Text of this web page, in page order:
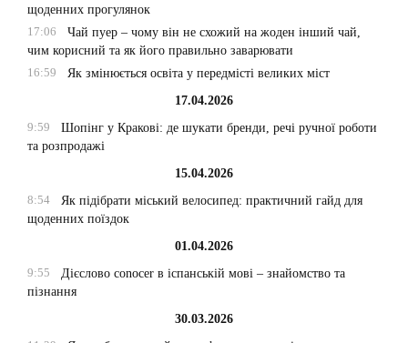
щоденних прогулянок
17:06
Чай пуер – чому він не схожий на жоден інший чай,
чим корисний та як його правильно заварювати
16:59
Як змінюється освіта у передмісті великих міст
17.04.2026
9:59
Шопінг у Кракові: де шукати бренди, речі ручної роботи
та розпродажі
15.04.2026
8:54
Як підібрати міський велосипед: практичний гайд для
щоденних поїздок
01.04.2026
9:55
Дієслово conocer в іспанській мові – знайомство та
пізнання
30.03.2026